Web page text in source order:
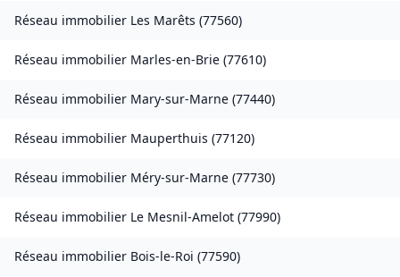
Réseau immobilier Les Marêts (77560)
Réseau immobilier Marles-en-Brie (77610)
Réseau immobilier Mary-sur-Marne (77440)
Réseau immobilier Mauperthuis (77120)
Réseau immobilier Méry-sur-Marne (77730)
Réseau immobilier Le Mesnil-Amelot (77990)
Réseau immobilier Bois-le-Roi (77590)